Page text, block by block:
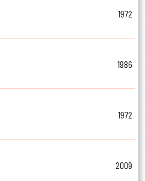
1972
1986
1972
2009